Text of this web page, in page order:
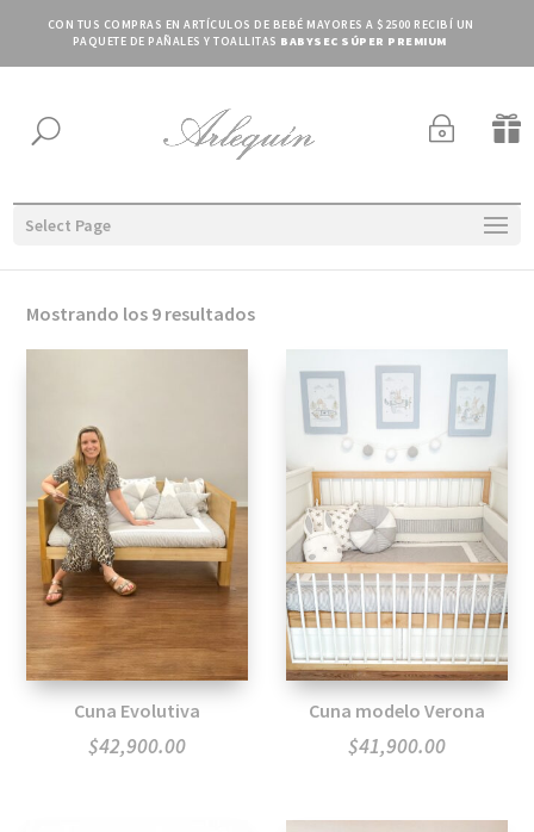
CON TUS COMPRAS EN ARTÍCULOS DE BEBÉ MAYORES A $2500 RECIBÍ UN
PAQUETE DE PAÑALES Y TOALLITAS BABYSEC SÚPER PREMIUM
U ~ 
Select Page
Mostrando los 9 resultadosOrdenado
últimos
Cuna Evolutiva
$42,900.00
Cuna modelo Verona
$41,900.00